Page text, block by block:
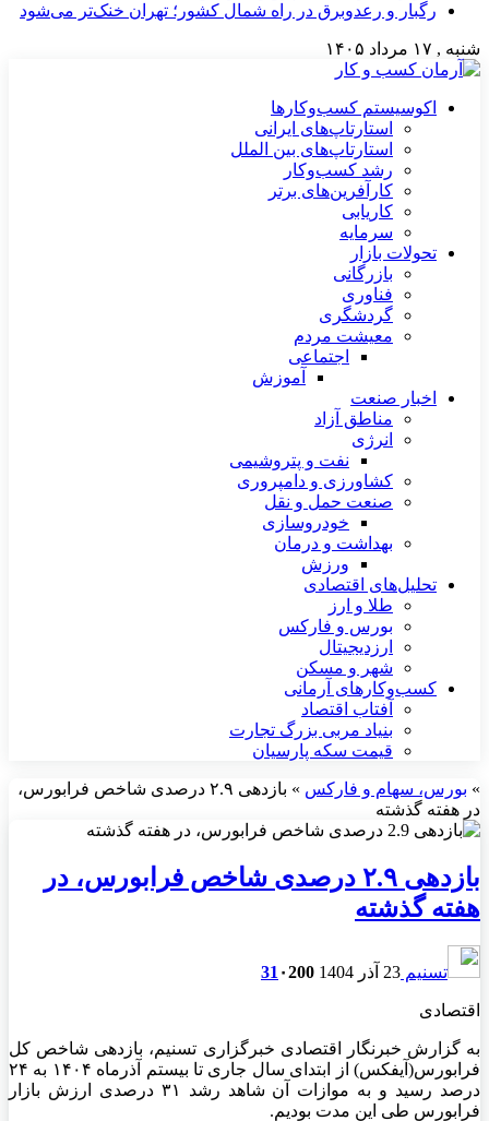
رگبار و رعدوبرق در راه شمال کشور؛ تهران خنک‌تر می‌شود
شنبه , ۱۷ مرداد ۱۴۰۵
اکوسیستم کسب‌وکارها
استارتاپ‌های ایرانی
استارتاپ‌های بین الملل
رشد کسب‌وکار
کارآفرین‌های برتر
کاریابی
سرمایه
تحولات بازار
بازرگانی
فناوری
گردشگری
معیشت مردم
اجتماعی
آموزش
اخبار صنعت
مناطق آزاد
انرژی
نفت و پتروشیمی
کشاورزی و دامپروری
صنعت حمل و نقل
خودروسازی
بهداشت و درمان
ورزش
تحلیل‌های اقتصادی
طلا و ارز
بورس و فارکس
ارزدیجیتال
شهر و مسکن
کسب‌وکارهای آرمانی
آفتاب اقتصاد
بنیاد مربی بزرگ تجارت
قیمت سکه پارسیان
» بورس، سهام و فارکس »
بازدهی ۲.۹ درصدی شاخص فرابورس،
در هفته گذشته
بازدهی ۲.۹ درصدی شاخص فرابورس، در
هفته گذشته
تسنیم 23 آذر 1404 31 ۰200
اقتصادی
به گزارش خبرنگار اقتصادی خبرگزاری تسنیم، بازدهی شاخص کل
فرابورس(آیفکس) از ابتدای سال جاری تا بیستم آذرماه ۱۴۰۴ به ۲۴
درصد رسید و به موازات آن شاهد رشد ۳۱ درصدی ارزش بازار
فرابورس طی این مدت بودیم.